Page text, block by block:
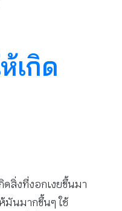
เกิด
ดสิ่งที่งอกเงยขึ้นมา
นมากขึ้นๆ ใช้